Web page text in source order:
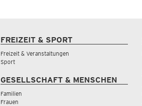
FREIZEIT & SPORT
Freizeit & Veranstaltungen
Sport
GESELLSCHAFT & MENSCHEN
Familien
Frauen